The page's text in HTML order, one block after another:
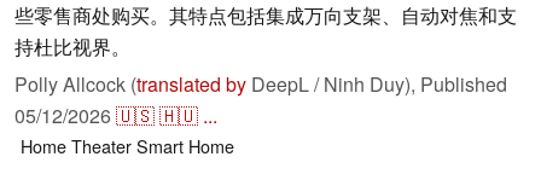
些零售商处购买。其特点包括集成万向支架、自动对焦和支
持杜比视界。
Polly Allcock (translated by DeepL / Ninh Duy), Published
05/12/2026🇺🇸🇭🇺 ...
Home TheaterSmart Home